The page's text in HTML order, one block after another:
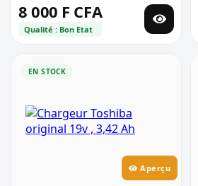
8 000 F CFA
Qualité : Bon Etat
EN STOCK
Aperçu